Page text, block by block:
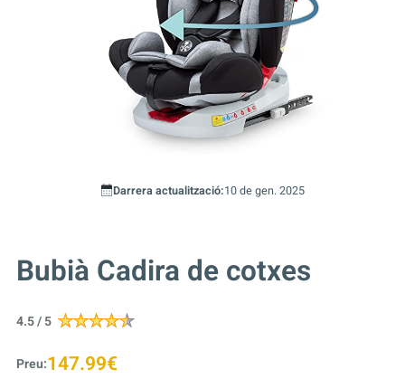
Darrera actualització:10 de gen. 2025
Bubià Cadira de cotxes
4.5 / 5
Preu:147.99€